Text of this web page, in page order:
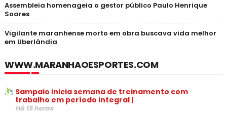
Assembleia homenageia o gestor público Paulo Henrique
Soares
Vigilante maranhense morto em obra buscava vida melhor
em Uberlândia
WWW.MARANHAOESPORTES.COM
Sampaio inicia semana de treinamento com
trabalho em período integral |
Há 15 horas